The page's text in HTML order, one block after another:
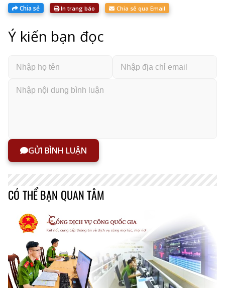
Chia sẻ In trang báo Chia sẻ qua Email
Ý kiến bạn đọc
GỬI BÌNH LUẬN
CÓ THỂ BẠN QUAN TÂM